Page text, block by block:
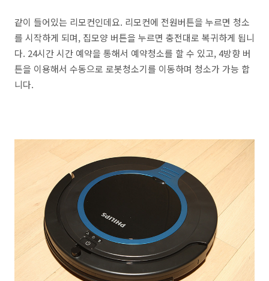
같이 들어있는 리모컨인데요. 리모컨에 전원버튼을 누르면 청소
를 시작하게 되며, 집모양 버튼을 누르면 충전대로 복귀하게 됩니
다. 24시간 시간 예약을 통해서 예약청소를 할 수 있고, 4방향 버
튼을 이용해서 수동으로 로봇청소기를 이동하며 청소가 가능 합
니다.